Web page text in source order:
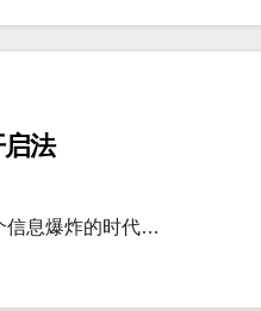
法
信息爆炸的时代…